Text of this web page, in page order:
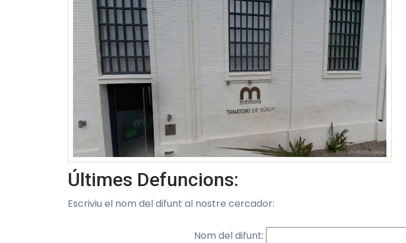
Últimes Defuncions:
Escriviu el nom del difunt al nostre cercador:
Nom del difunt: